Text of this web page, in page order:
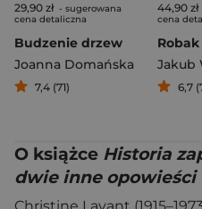
29,90 zł - sugerowana
cena detaliczna
Budzenie drzew
Joanna Domańska
7,4 (71)
44,90 zł
cena
Robak
Jakub
6,7
O książce Historia
dwie inne opowieści